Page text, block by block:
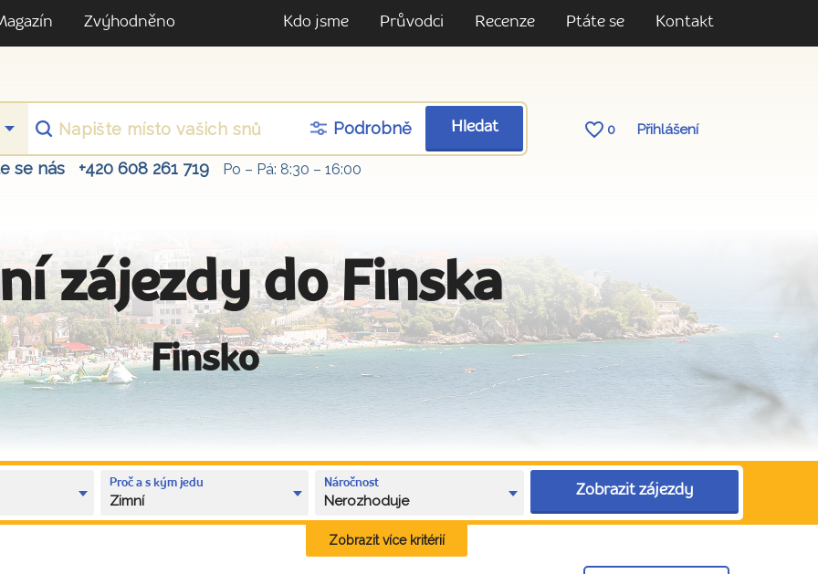
Zvýhodněno Kdo jsme Průvodci Recenze Ptáte se Kontakt
Podrobně Hledat 0 Přihlášení
se nás +420 608 261 719 Po – Pá: 8:30 – 16:00
zájezdy do Finska
Finsko
Proč a s kým jedu
Zimní
Náročnost
Nerozhoduje
Zobrazit zájezdy
Zobrazit více kritérií